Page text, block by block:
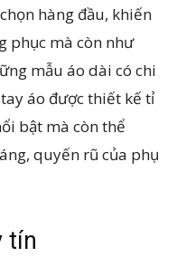
hàng đầu, khiến
phục mà còn như
mẫu áo dài có chi
áo được thiết kế tỉ
bật mà còn thể
quyến rũ của phụ
tín